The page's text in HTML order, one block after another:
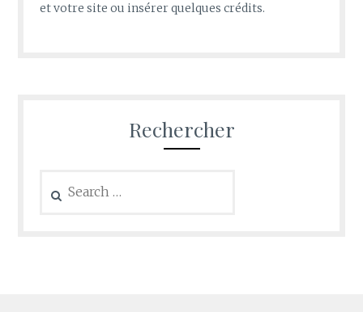
et votre site ou insérer quelques crédits.
Rechercher
for: